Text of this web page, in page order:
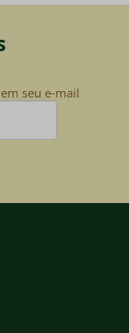
seu e-mail